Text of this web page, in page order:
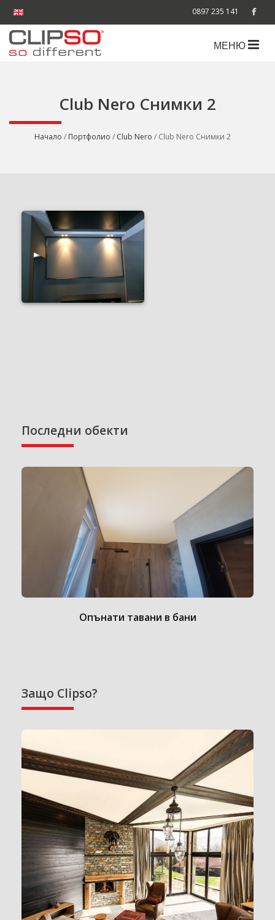
0897 235 141
МЕНЮ
Club Nero Снимки 2
Начало / Портфолио / Club Nero / Club Nero Снимки 2
Последни обекти
Опънати тавани в бани
Защо Clipso?